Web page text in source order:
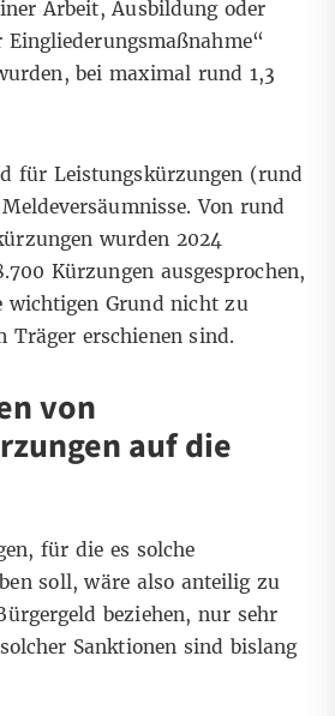
Arbeit, Ausbildung oder
bei maximal rund 1,3
für Leistungskürzungen (rund
Von rund
wurden 2024
Kürzungen ausgesprochen,
wichtigen Grund nicht zu
Träger erschienen sind.
von
auf die
für die es solche
soll, wäre also anteilig zu
beziehen, nur sehr
Sanktionen sind bislang